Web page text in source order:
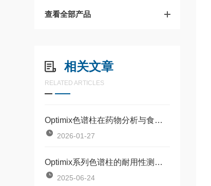
查看全部产品
相关文章
RELATED ARTICLES
Optimix色谱柱在药物分析与食品检测中的选型优势
2026-01-27
Optimix系列色谱柱的耐用性测试：长期使用下如何保持柱效稳定？
2025-06-24